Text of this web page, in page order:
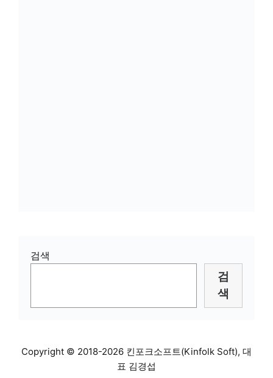
검색
검
색
Copyright © 2018-2026 킨포크소프트(Kinfolk Soft), 대
표 김경섭